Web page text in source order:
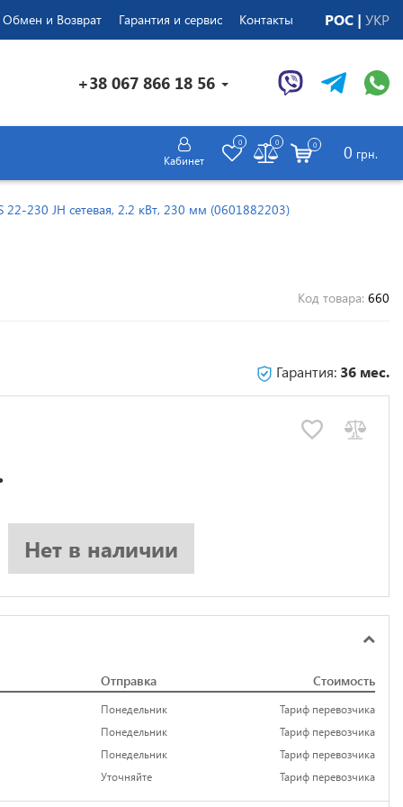
Обмен и Возврат Гарантия и сервис Контакты РОС УКР
+38 067 866 18 56
Кабинет
0 0 0 0 грн.
22-230 JH сетевая, 2.2 кВт, 230 мм (0601882203)
Код товара: 660
Гарантия: 36 мес.
Нет в наличии
Отправка Стоимость
Понедельник
Тариф перевозчика
Понедельник
Тариф перевозчика
Понедельник
Тариф перевозчика
Уточняйте
Тариф перевозчика